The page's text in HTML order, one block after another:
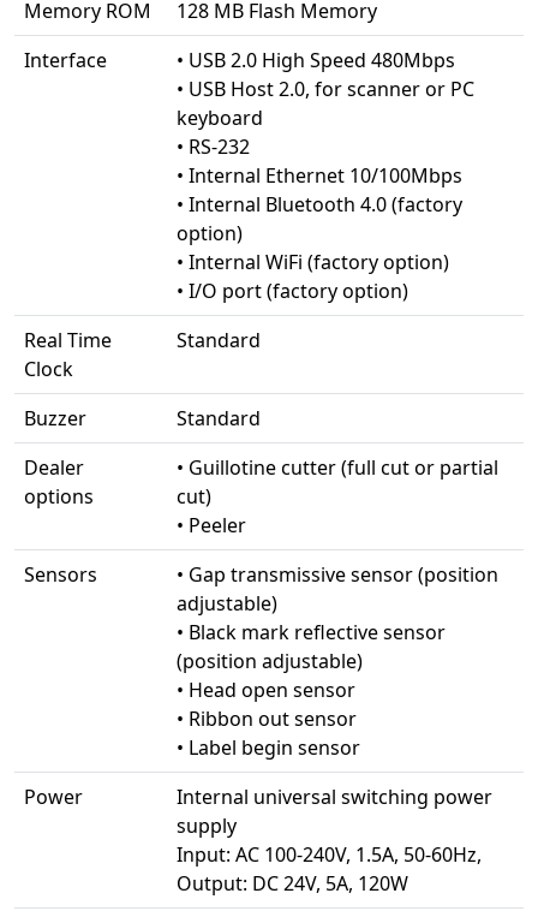
Memory ROM
128 MB Flash Memory
Interface
• USB 2.0 High Speed 480Mbps
• USB Host 2.0, for scanner or PC
keyboard
• RS-232
• Internal Ethernet 10/100Mbps
• Internal Bluetooth 4.0 (factory
option)
• Internal WiFi (factory option)
• I/O port (factory option)
Real Time
Clock
Standard
Buzzer
Standard
Dealer
options
• Guillotine cutter (full cut or partial
cut)
• Peeler
Sensors
• Gap transmissive sensor (position
adjustable)
• Black mark reflective sensor
(position adjustable)
• Head open sensor
• Ribbon out sensor
• Label begin sensor
Power
Internal universal switching power
supply
Input: AC 100-240V, 1.5A, 50-60Hz,
Output: DC 24V, 5A, 120W